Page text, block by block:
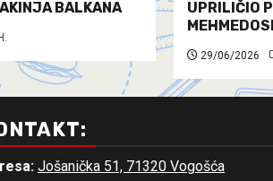
BALKANA
UPRILIČIO
29/06/2026
Jošanička 51, 71320 Vogošća